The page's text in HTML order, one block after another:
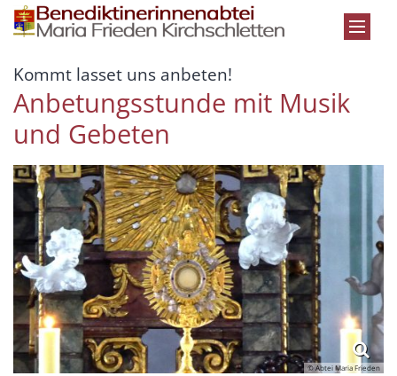
Zum Inhalt springen
Kommt lasset uns anbeten!
Anbetungsstunde mit Musik
und Gebeten
© Abtei Maria Frieden